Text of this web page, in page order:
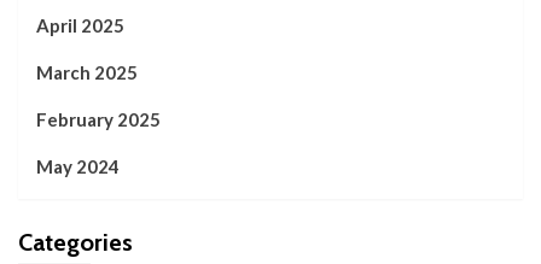
April 2025
March 2025
February 2025
May 2024
Categories